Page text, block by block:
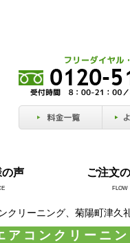
の声 ご注文
FLOW
クリーニング、菊陽町津久
アコンクリーニ